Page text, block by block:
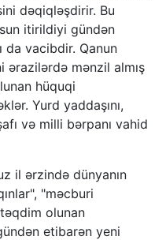
dəqiqləşdirir. Bu
itirildiyi gündən
da vacibdir. Qanun
ərazilərdə mənzil almış
hüquqi
Yurd yaddaşını,
və milli bərpanı vahid
il ərzində dünyanın
"məcburi
olunan
etibarən yeni